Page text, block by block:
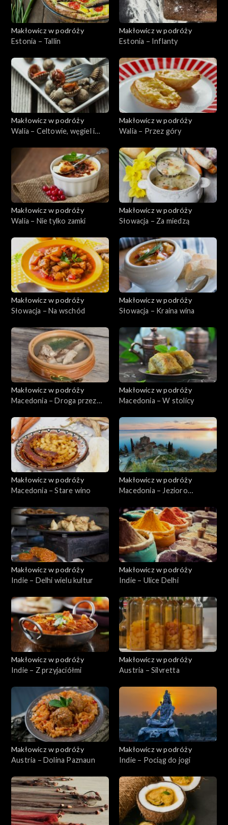
Makłowicz w podróży
Estonia – Tallin
Makłowicz w podróży
Estonia – Inflanty
Makłowicz w podróży
Walia – Celtowie, węgiel i
Makłowicz w podróży
Walia – Przez góry
Makłowicz w podróży
Walia – Nie tylko zamki
Makłowicz w podróży
Słowacja – Za miedzą
Makłowicz w podróży
Słowacja – Na wschód
Makłowicz w podróży
Słowacja – Kraina wina
Makłowicz w podróży
Macedonia – Droga przez
Makłowicz w podróży
Macedonia – W stolicy
Makłowicz w podróży
Macedonia – Stare wino
Makłowicz w podróży
Macedonia – Jezioro
Makłowicz w podróży
Indie – Delhi wielu kultur
Makłowicz w podróży
Indie – Ulice Delhi
Makłowicz w podróży
Indie – Z przyjaciółmi
Makłowicz w podróży
Austria – Silvretta
Makłowicz w podróży
Austria – Dolina Paznaun
Makłowicz w podróży
Indie – Pociąg do jogi